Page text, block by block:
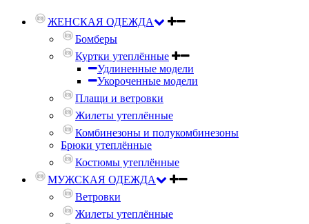
ЖЕНСКАЯ ОДЕЖДА
Бомберы
Куртки утеплённые
Удлиненные модели
Укороченные модели
Плащи и ветровки
Жилеты утеплённые
Комбинезоны и полукомбинезоны
Брюки утеплённые
Костюмы утеплённые
МУЖСКАЯ ОДЕЖДА
Ветровки
Жилеты утеплённые